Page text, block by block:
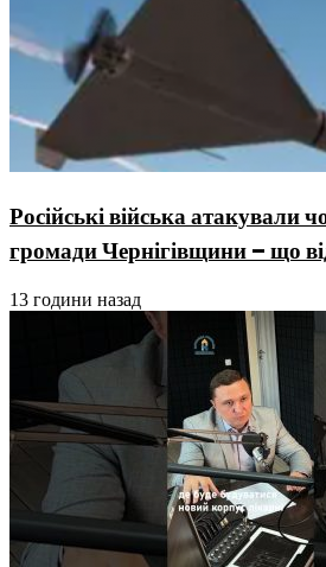
Російські війська атакували
громади Чернігівщини – що
13 години назад